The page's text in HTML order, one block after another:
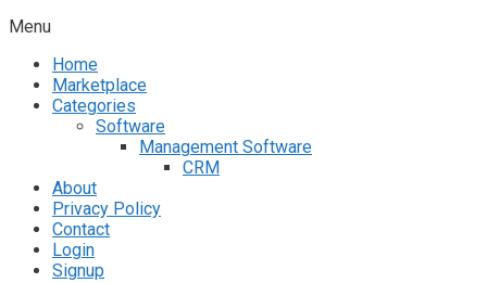
Menu
Home
Marketplace
Categories
Software
Management Software
CRM
About
Privacy Policy
Contact
Login
Signup